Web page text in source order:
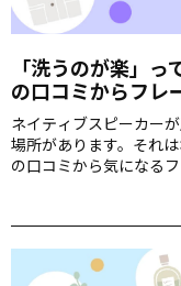
「洗うのが楽」
の口コミからフレ
ネイティブスピーカー
場所があります。それ
の口コミから気になる